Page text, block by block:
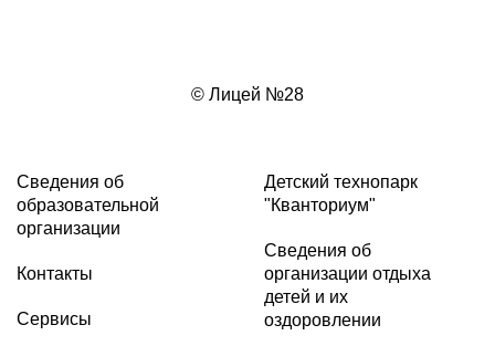
© Лицей №28
Сведения об
образовательной
организации
Контакты
Сервисы
Детский технопарк
"Кванториум"
Сведения об
организации отдыха
детей и их
оздоровлении